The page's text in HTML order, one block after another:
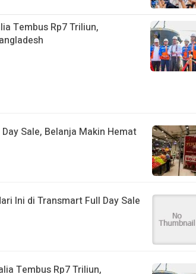
Tembus Rp7 Triliun,
Sale, Belanja Makin Hemat
Ini di Transmart Full Day Sale
Tembus Rp7 Triliun,